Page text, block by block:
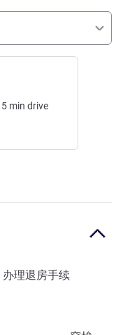
5 min drive
办理退房手续